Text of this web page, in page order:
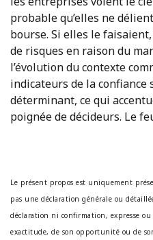
probable qu’elles ne
bourse. Si elles le
de risques en raison du
l’évolution du contexte
indicateurs de la
déterminant, ce qui
poignée de décideurs. Le
Le présent propos est uniquement
pas une déclaration générale ou
déclaration ni confirmation, expresse ou
exactitude, de son opportunité ou de